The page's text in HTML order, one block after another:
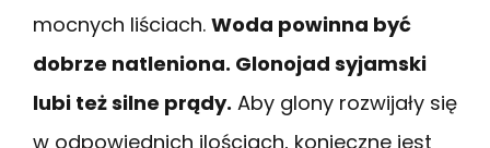
mocnych liściach. Woda powinna być
dobrze natleniona. Glonojad syjamski
lubi też silne prądy. Aby glony rozwijały się
w odpowiednich ilościach, konieczne jest